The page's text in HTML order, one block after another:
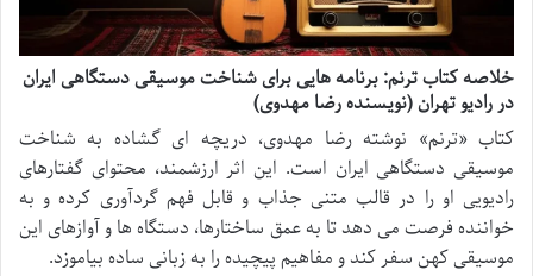
خلاصه کتاب ترنم: برنامه هایی برای شناخت موسیقی دستگاهی ایران
در رادیو تهران (نویسنده رضا مهدوی)
کتاب «ترنم» نوشته رضا مهدوی، دریچه ای گشاده به شناخت
موسیقی دستگاهی ایران است. این اثر ارزشمند، محتوای گفتارهای
رادیویی او را در قالب متنی جذاب و قابل فهم گردآوری کرده و به
خواننده فرصت می دهد تا به عمق ساختارها، دستگاه ها و آوازهای این
موسیقی کهن سفر کند و مفاهیم پیچیده را به زبانی ساده بیاموزد.